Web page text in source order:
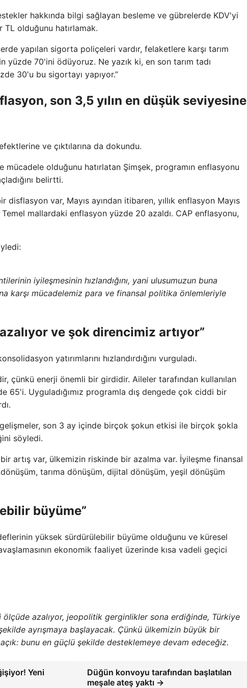
hakkında bilgi sağlayan besleme ve gübrelerde KDV'yi
TL olduğunu hatırlamak.
yapılan sigorta poliçeleri vardır, felaketlere karşı tarım
yüzde 70'ini ödüyoruz. Ne yazık ki, en son tarım tadı
30'u bu sigortayı yapıyor.”
son 3,5 yılın en düşük seviyesine
ve çıktılarına da dokundu.
olduğunu hatırlatan Şimşek, programın enflasyonu
belirtti.
var, Mayıs ayından itibaren, yıllık enflasyon Mayıs
Temel mallardaki enflasyon yüzde 20 azaldı. CAP enflasyonu,
iyileşmesinin hızlandığını, yani ulusumuzun buna
karşı mücadelemiz para ve finansal politika önlemleriyle
ve şok direncimiz artıyor”
yatırımlarını hızlandırdığını vurguladı.
çünkü enerji önemli bir girdidir. Aileler tarafından kullanılan
65'i. Uyguladığımız programla dış dengede çok ciddi bir
son 3 ay içinde birçok şokun etkisi ile birçok şokla
söyledi.
artış var, ülkemizin riskinde bir azalma var. İyileşme finansal
tarıma dönüşüm, dijital dönüşüm, yeşil dönüşüm
büyüme”
yüksek sürdürülebilir büyüme olduğunu ve küresel
ekonomik faaliyet üzerinde kısa vadeli geçici
ölçüde azalıyor, jeopolitik gerginlikler sona erdiğinde, Türkiye
ayrışmaya başlayacak. Çünkü ülkemizin büyük bir
bunu en güçlü şekilde desteklemeye devam edeceğiz.
Yeni
Düğün konvoyu tarafından başlatılan
meşale ateş yaktı →